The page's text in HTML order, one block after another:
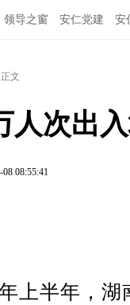
领导之窗 安仁党建 安
正文
人次出
08 08:55:41
上半年，